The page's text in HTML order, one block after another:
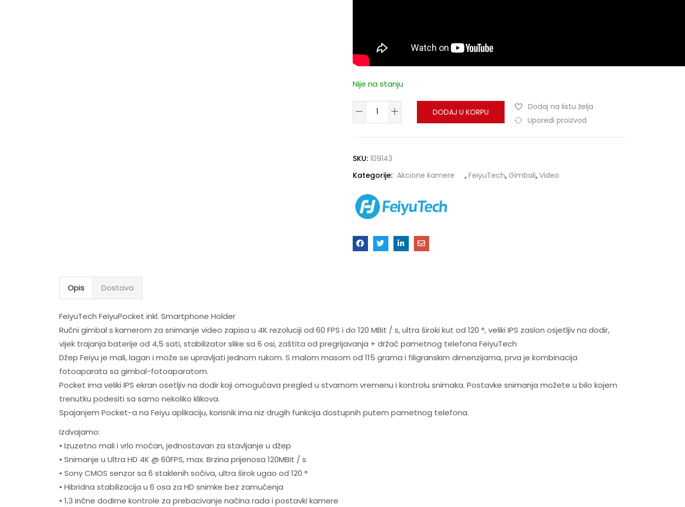
Nije na stanju
DODAJ U KORPU
Dodaj na listu želja
Uporedi proizvod
SKU: 109143
Kategorije: Akcione kamere , FeiyuTech, Gimbali, Video
Opis Dostava
FeiyuTech FeiyuPocket inkl. Smartphone Holder
Ručni gimbal s kamerom za snimanje video zapisa u 4K rezoluciji od 60 FPS i do 120 MBit / s, ultra široki kut od 120 °, veliki IPS zaslon osjetljiv na dodir,
vijek trajanja baterije od 4,5 sati, stabilizator slike sa 6 osi, zaštita od pregrijavanja + držač pametnog telefona FeiyuTech
Džep Feiyu je mali, lagan i može se upravljati jednom rukom. S malom masom od 115 grama i filigranskim dimenzijama, prva je kombinacija
fotoaparata sa gimbal-fotoaparatom.
Pocket ima veliki IPS ekran osetljiv na dodir koji omogućava pregled u stvarnom vremenu i kontrolu snimaka. Postavke snimanja možete u bilo kojem
trenutku podesiti sa samo nekoliko klikova.
Spajanjem Pocket-a na Feiyu aplikaciju, korisnik ima niz drugih funkcija dostupnih putem pametnog telefona.
Izdvajamo:
• Izuzetno mali i vrlo moćan, jednostavan za stavljanje u džep
• Snimanje u Ultra HD 4K @ 60FPS, max. Brzina prijenosa 120MBit / s
• Sony CMOS senzor sa 6 staklenih sočiva, ultra širok ugao od 120 °
• Hibridna stabilizacija u 6 osa za HD snimke bez zamućenja
• 1,3 inčne dodirne kontrole za prebacivanje načina rada i postavki kamere